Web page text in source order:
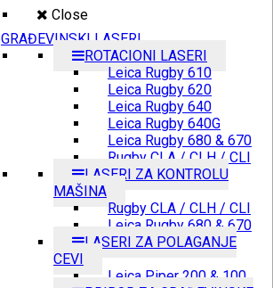
Close
GRAĐEVINSKI LASERI
ROTACIONI LASERI
Leica Rugby 610
Leica Rugby 620
Leica Rugby 640
Leica Rugby 640G
Leica Rugby 680 & 670
Rugby CLA / CLH / CLI
LASERI ZA KONTROLU
MAŠINA
Rugby CLA / CLH / CLI
Leica Rugby 680 & 670
LASERI ZA POLAGANJE
CEVI
Leica Piper 200 & 100